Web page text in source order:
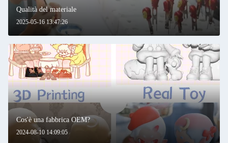
2025-05-16 13:47:26
Qualità del materiale
2024-08-10 14:09:05
Cos'è una fabbrica OEM?